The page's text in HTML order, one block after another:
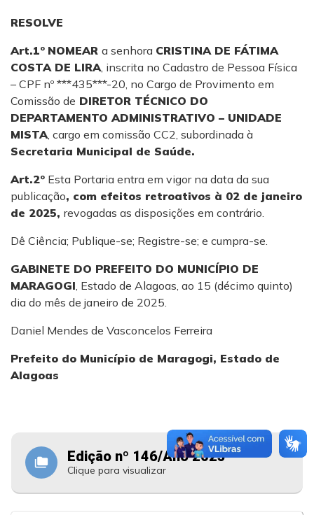
RESOLVE
Art.1º NOMEAR a senhora CRISTINA DE FÁTIMA
COSTA DE LIRA, inscrita no Cadastro de Pessoa Física
– CPF nº ***435***-20, no Cargo de Provimento em
Comissão de DIRETOR TÉCNICO DO
DEPARTAMENTO ADMINISTRATIVO – UNIDADE
MISTA, cargo em comissão CC2, subordinada à
Secretaria Municipal de Saúde.
Art.2º Esta Portaria entra em vigor na data da sua
publicação, com efeitos retroativos à 02 de janeiro
de 2025, revogadas as disposições em contrário.
Dê Ciência; Publique-se; Registre-se; e cumpra-se.
GABINETE DO PREFEITO DO MUNICÍPIO DE
MARAGOGI, Estado de Alagoas, ao 15 (décimo quinto)
dia do mês de janeiro de 2025.
Daniel Mendes de Vasconcelos Ferreira
Prefeito do Município de Maragogi, Estado de
Alagoas
folder_copy Edição nº 146/Ano 2025
Clique para visualizar